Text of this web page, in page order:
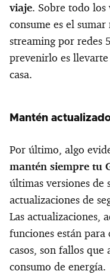
viaje. Sobre todo los
consume es el
streaming por redes
prevenirlo es llevarte
casa.
Mantén
Por último, algo
mantén siempre tu
últimas versiones de
actualizaciones de
Las actualizaciones,
funciones están
casos, son fallos
consumo de energía.